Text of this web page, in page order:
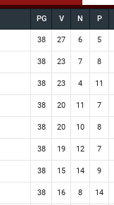
PG V N P
38 27 6 5
38 23 7 8
38 23 4 11
38 20 11 7
38 20 10 8
38 19 12 7
38 15 14 9
38 16 8 14